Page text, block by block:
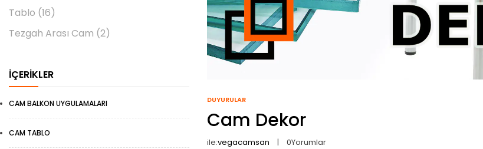
Tablo (16)
Tezgah Arası Cam (2)
İÇERIKLER
CAM BALKON UYGULAMALARI
CAM TABLO
DUYURULAR
Cam Dekor
ile:vegacamsan 0Yorumlar